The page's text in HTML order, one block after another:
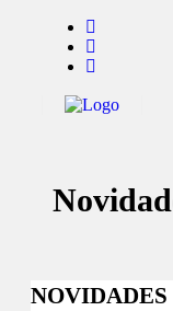
NOVIDADES